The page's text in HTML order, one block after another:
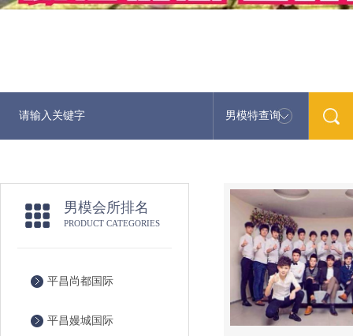
男模特查询
男模会所排名
PRODUCT CATEGORIES
平昌尚都国际
平昌嫚城国际